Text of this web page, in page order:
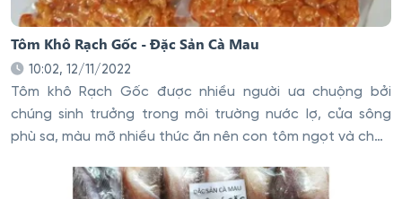
Tôm Khô Rạch Gốc - Đặc Sản Cà Mau
10:02, 12/11/2022
Tôm khô Rạch Gốc được nhiều người ưa chuộng bởi
chúng sinh trưởng trong môi trường nước lợ, cửa sông
phù sa, màu mỡ nhiều thức ăn nên con tôm ngọt và chắc